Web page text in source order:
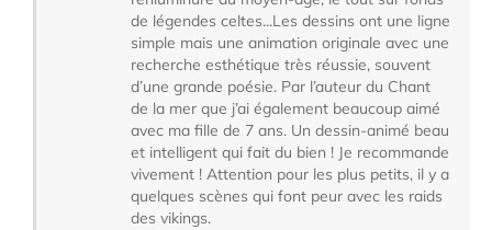
de légendes celtes...Les dessins ont une ligne
simple mais une animation originale avec une
recherche esthétique très réussie, souvent
d’une grande poésie. Par l’auteur du Chant
de la mer que j’ai également beaucoup aimé
avec ma fille de 7 ans. Un dessin-animé beau
et intelligent qui fait du bien ! Je recommande
vivement ! Attention pour les plus petits, il y a
quelques scènes qui font peur avec les raids
des vikings.